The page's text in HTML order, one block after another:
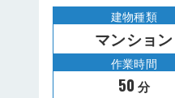
建物種類
マンション
作業時間
50 分